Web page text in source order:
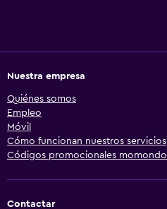
Nuestra empresa
Quiénes somos
Empleo
Móvil
Cómo funcionan nuestros servicios
Códigos promocionales momondo
Contactar